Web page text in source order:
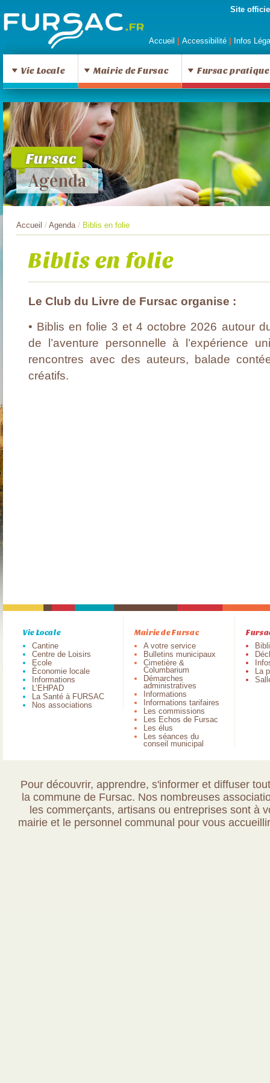
Site
Accueil Accessibilité Infos
Vie Locale Mairie de Fursac Fursac pratique
Fursac
Agenda
Accueil / Agenda / Biblis en folie
Biblis en folie
Le Club du Livre de Fursac organise :
• Biblis en folie 3 et 4 octobre 2026 autour
de l’aventure personnelle à l’expérience
rencontres avec des auteurs, balade
créatifs.
Vie Locale
Cantine
Centre de Loisirs
Ecole
Économie locale
Informations
L’EHPAD
La Santé à FURSAC
Nos associations
Mairie de Fursac
A votre service
Bulletins municipaux
Cimetière &
Columbarium
Démarches
administratives
Informations
Informations tarifaires
Les commissions
Les Echos de Fursac
Les élus
Les séances du
conseil municipal
La
Pour découvrir, apprendre, s'informer et diffuser
la commune de Fursac. Nos nombreuses
les commerçants, artisans ou entreprises sont à
mairie et le personnel communal pour vous